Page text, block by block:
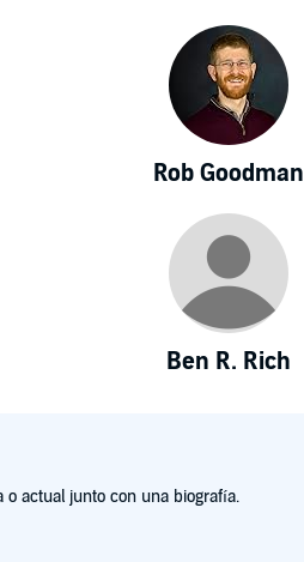
Rob Goodman
Ben R. Rich
actual junto con una biografía.